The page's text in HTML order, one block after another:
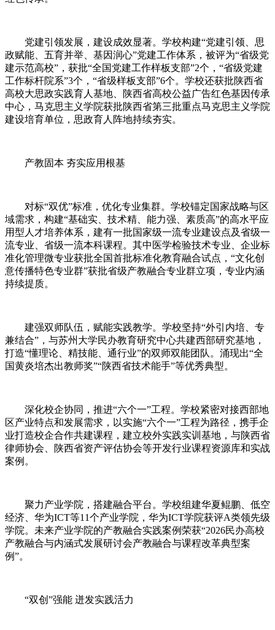
党建引领发展，建设成效显著。学校构建“党建引领、思
政赋能、五育并举、基因润心”党建工作体系，被评为“省级党
建示范高校”，获批“全国党建工作样板支部”2个，“省级党建
工作标杆院系”3个，“省级样板支部”6个。学校还获批陕西省
高校大思政实践育人基地、陕西省高校公益广告红色基因传承
中心，马克思主义学院获批陕西省第三批重点马克思主义学院
建设培育单位，思政育人阵地持续夯实。
产教固本 夯实应用根基
对标“双优”标准，优化专业集群。学校锚定国家战略与区
域需求，构建“基础实、技术精、能力强、素质高”的高水平应
用型人才培养体系，建有一批国家级一流专业建设点及省级一
流专业、省级一流本科课程。其中医学检验技术专业、企业标
准化管理微专业获批全国首批标准化教育融合试点，“文化创
意传播特色专业群”获批省级产教融合专业群立项，专业内涵
持续提质。
建强双师队伍，赋能实践教学。学校坚持“外引内培、专
兼结合”，与苏州大学民办教育研究中心共建西部研究基地，
打造“懂理论、精技能、通行业”的双师双能团队。涌现出“全
国黄炎培杰出教师奖”“陕西省技术能手”等优秀典型。
深化校企协同，推进“六个一”工程。学校紧密对接西部地
区产业特点和发展需求，以实施“六个一”工程为路径，携手企
业打造校企合作共建课程，建立校外实践实训基地，与陕西省
律师协会、陕西省资产评估协会等开发行业课程资源库和实战
案例。
聚力产业学院，搭建融合平台。学校组建华夏鲲鹏、低空
经济、华为ICT等11个产业学院，华为ICT学院获评A类领先级
学院。未来产业学院的产教融合实践案例荣获“2026民办高校
产教融合与内涵式发展研讨会产教融合与课程改革典型案
例”。
“双创”强能 迸发实践活力